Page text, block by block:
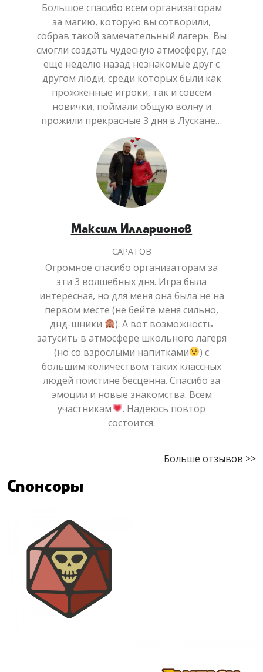
Большое спасибо всем организаторам
за магию, которую вы сотворили,
собрав такой замечательный лагерь. Вы
смогли создать чудесную атмосферу, где
еще неделю назад незнакомые друг с
другом люди, среди которых были как
прожженные игроки, так и совсем
новички, поймали общую волну и
прожили прекрасные 3 дня в Лускане…
Максим Илларионов
САРАТОВ
Огромное спасибо организаторам за
эти 3 волшебных дня. Игра была
интересная, но для меня она была не на
первом месте (не бейте меня сильно,
днд-шники
). А вот возможность
затусить в атмосфере школьного лагеря
(но со взрослыми напитками
) с
большим количеством таких классных
людей поистине бесценна. Спасибо за
эмоции и новые знакомства. Всем
участникам
. Надеюсь повтор
состоится.
Больше отзывов >>
Спонсоры